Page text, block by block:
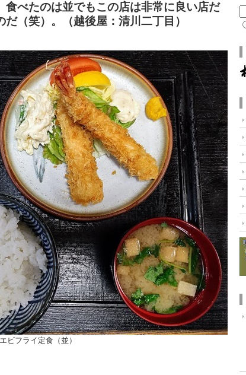
食べたのは並でもこの店は非常に良い店だ
（笑）。（越後屋：清川二丁目）
エビフライ定食（並）